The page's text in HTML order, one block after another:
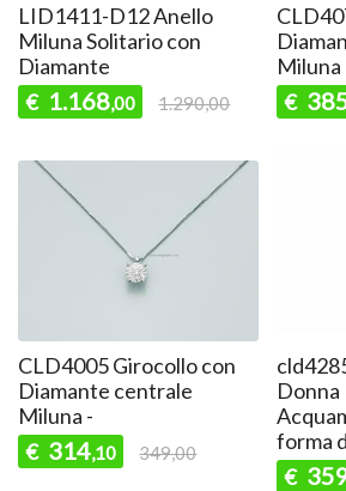
LID1411-D12 Anello
Miluna Solitario con
Diamante
€ 1.168,00 1.290,00
Miluna
€
CLD4005 Girocollo con
Diamante centrale
Miluna -
€ 314,10 349,00
Donna
forma
€